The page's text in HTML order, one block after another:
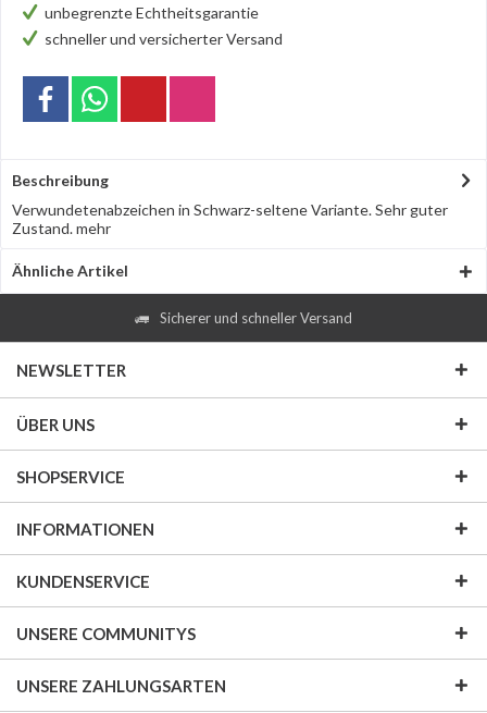
unbegrenzte Echtheitsgarantie
schneller und versicherter Versand
Beschreibung
Verwundetenabzeichen in Schwarz-seltene Variante. Sehr guter
Zustand.mehr
Ähnliche Artikel
Sicherer und schneller Versand
NEWSLETTER
ÜBER UNS
SHOPSERVICE
INFORMATIONEN
KUNDENSERVICE
UNSERE COMMUNITYS
UNSERE ZAHLUNGSARTEN